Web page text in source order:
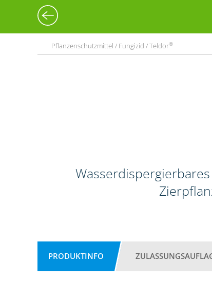
Pflanzenschutzmittel / Fungizid / Teldor®
PRODUKTINFO